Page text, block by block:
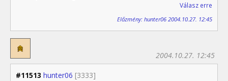
Válasz erre
Előzmény: hunter06 2004.10.27. 12:45
#11513 hunter06 [3333]
2004.10.27. 12:45